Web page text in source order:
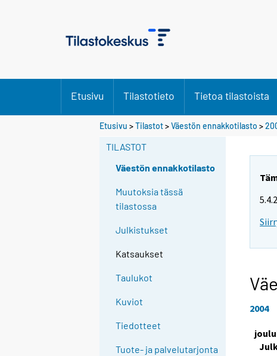
Etusivu Tilastotieto Tietoa tilastoista
Etusivu >Tilastot>Väestön ennakkotilasto >
TILASTOT
Väestön ennakkotilasto
Muutoksia tässä
tilastossa
Julkistukset
Katsaukset
Taulukot
Kuviot
Tiedotteet
Tuote- ja palvelutarjonta
2004